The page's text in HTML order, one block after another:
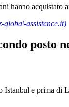
hanno acquistato
global-assistance.it)
posto
Istanbul e prima